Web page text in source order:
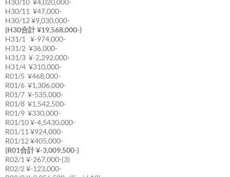
H30/10 ¥4,020,000-
H30/11 ¥47,000-
H30/12 ¥9,030,000-
(H30合計 ¥19,568,000-)
H31/1 ¥-974,000-
H31/2 ¥36,000-
H31/3 ¥-2,292,000-
H31/4 ¥310,000-
R01/5 ¥468,000-
R01/6 ¥1,306,000-
R01/7 ¥-535,000-
R01/8 ¥1,542,500-
R01/9 ¥330,000-
R01/10 ¥-4,5430,000-
R01/11 ¥924,000-
R01/12 ¥405,000-
(R01合計 ¥-3,009,500-)
R02/1 ¥-267,000-(3)
R02/2 ¥-123,000-